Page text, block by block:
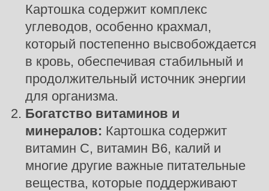
Картошка содержит комплекс
углеводов, особенно крахмал,
который постепенно высвобождается
в кровь, обеспечивая стабильный и
продолжительный источник энергии
для организма.
Богатство витаминов и
минералов: Картошка содержит
витамин С, витамин В6, калий и
многие другие важные питательные
вещества, которые поддерживают